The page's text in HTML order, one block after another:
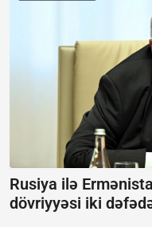
Rusiya ilə
dövriyyəsi iki